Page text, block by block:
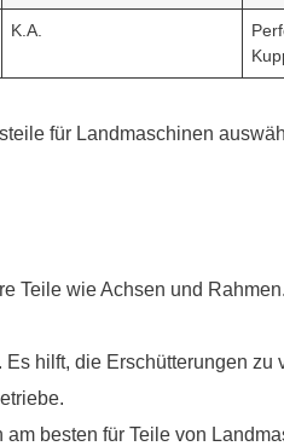
K.A.
für Landmaschinen
Teile wie Achsen und
hilft, die Erschütterungen zu
besten für Teile von